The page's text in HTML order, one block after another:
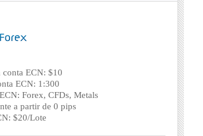
ECN: $10
ECN: 1:300
Forex, CFDs, Metals
a partir de 0 pips
$20/Lote